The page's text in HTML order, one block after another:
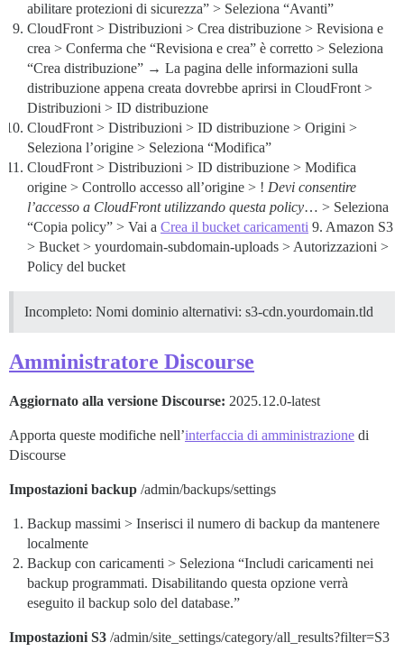
abilitare protezioni di sicurezza” > Seleziona “Avanti”
CloudFront > Distribuzioni > Crea distribuzione > Revisiona e
crea > Conferma che “Revisiona e crea” è corretto > Seleziona
“Crea distribuzione” → La pagina delle informazioni sulla
distribuzione appena creata dovrebbe aprirsi in CloudFront >
Distribuzioni > ID distribuzione
CloudFront > Distribuzioni > ID distribuzione > Origini >
Seleziona l’origine > Seleziona “Modifica”
CloudFront > Distribuzioni > ID distribuzione > Modifica
origine > Controllo accesso all’origine > ! Devi consentire
l’accesso a CloudFront utilizzando questa policy… > Seleziona
“Copia policy” > Vai a Crea il bucket caricamenti 9. Amazon S3
> Bucket > yourdomain-subdomain-uploads > Autorizzazioni >
Policy del bucket
Incompleto: Nomi dominio alternativi: s3-cdn.yourdomain.tld
Amministratore Discourse
Aggiornato alla versione Discourse: 2025.12.0-latest
Apporta queste modifiche nell’interfaccia di amministrazione di
Discourse
Impostazioni backup /admin/backups/settings
Backup massimi > Inserisci il numero di backup da mantenere
localmente
Backup con caricamenti > Seleziona “Includi caricamenti nei
backup programmati. Disabilitando questa opzione verrà
eseguito il backup solo del database.”
Impostazioni S3 /admin/site_settings/category/all_results?filter=S3